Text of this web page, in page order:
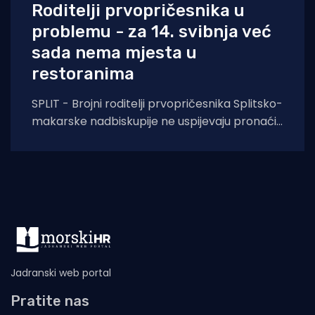
Roditelji prvopričesnika u
problemu - za 14. svibnja već
sada nema mjesta u
restoranima
SPLIT - Brojni roditelji prvopričesnika Splitsko-
makarske nadbiskupije ne uspijevaju pronaći
Jadranski web portal
Pratite nas